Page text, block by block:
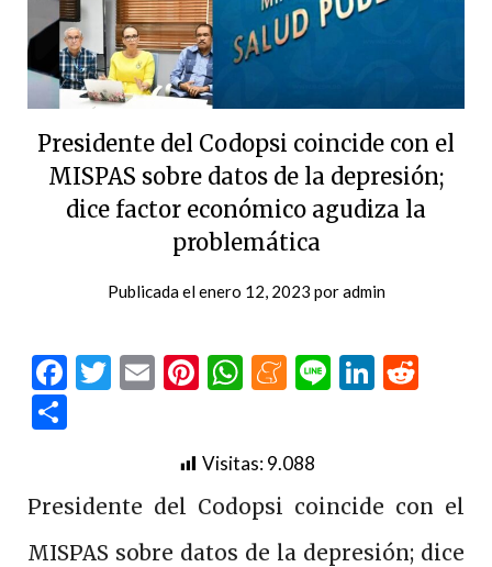
Presidente del Codopsi coincide con el
MISPAS sobre datos de la depresión;
dice factor económico agudiza la
problemática
Publicada elenero 12, 2023 poradmin
Facebook
Twitter
EmailPinterest
WhatsApp
Meneame
Line
Visitas:9.088
Presidente del Codopsi coincide con el
MISPAS sobre datos de la depresión; dice